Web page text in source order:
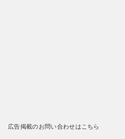
広告掲載のお問い合わせはこちら